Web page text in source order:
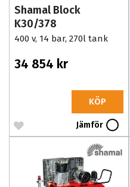
Shamal Block
K30/378
400 v, 14 bar, 270l tank
34 854 kr
KÖP
Jämför